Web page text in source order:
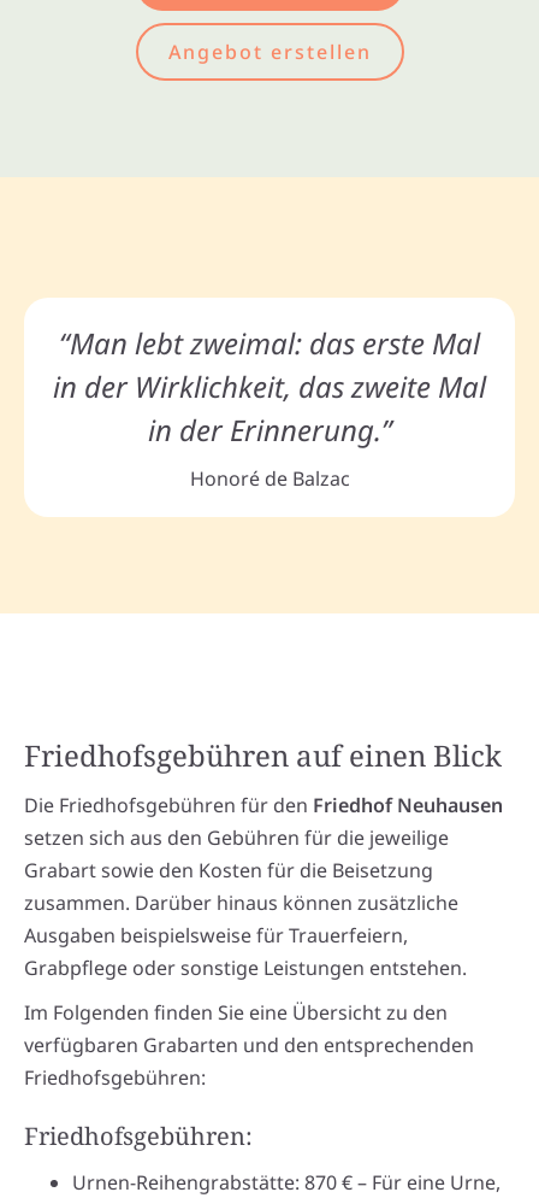
Angebot erstellen
“Man lebt zweimal: das erste Mal
in der Wirklichkeit, das zweite Mal
in der Erinnerung.”
Honoré de Balzac
Friedhofsgebühren auf einen Blick
Die Friedhofsgebühren für den Friedhof Neuhausen
setzen sich aus den Gebühren für die jeweilige
Grabart sowie den Kosten für die Beisetzung
zusammen. Darüber hinaus können zusätzliche
Ausgaben beispielsweise für Trauerfeiern,
Grabpflege oder sonstige Leistungen entstehen.
Im Folgenden finden Sie eine Übersicht zu den
verfügbaren Grabarten und den entsprechenden
Friedhofsgebühren:
Friedhofsgebühren:
Urnen-Reihengrabstätte: 870 € – Für eine Urne,